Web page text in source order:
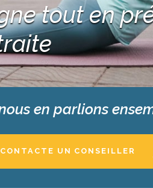
tout en
en parlions
UN CONSEILLER